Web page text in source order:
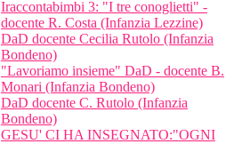
Iraccontabimbi 3: "I tre conoglietti" -
docente R. Costa (Infanzia Lezzine)
DaD docente Cecilia Rutolo (Infanzia
Bondeno)
"Lavoriamo insieme" DaD - docente B.
Monari (Infanzia Bondeno)
DaD docente C. Rutolo (Infanzia
Bondeno)
GESU' CI HA INSEGNATO:"OGNI